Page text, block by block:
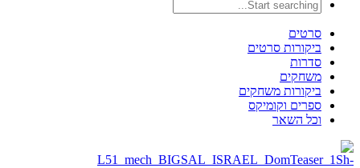
סרטים
ביקורות סרטים
סדרות
משחקים
ביקורות משחקים
ספרים וקומיקס
וכל השאר